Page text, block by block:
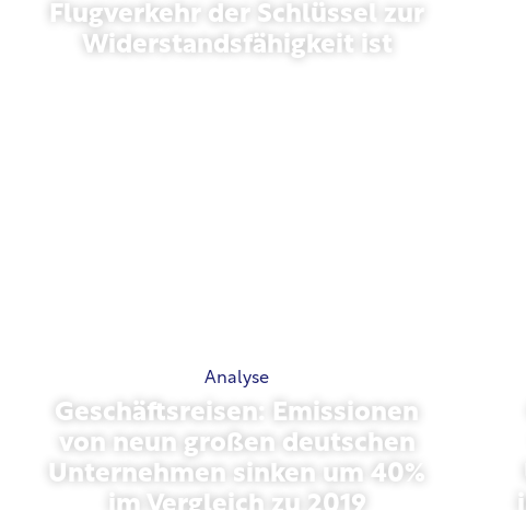
Flugverkehr der Schlüssel zur
Widerstandsfähigkeit ist
Analyse
Geschäftsreisen: Emissionen
von neun großen deutschen
Unternehmen sinken um 40%